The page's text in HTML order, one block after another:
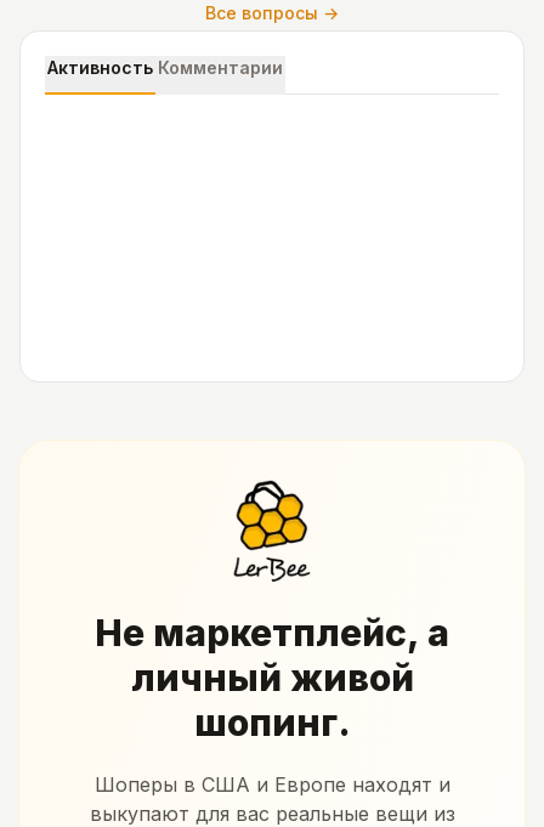
Все вопросы →
Активность Комментарии
Не маркетплейс, а
личный живой
шопинг.
Шоперы в США и Европе находят и
выкупают для вас реальные вещи из